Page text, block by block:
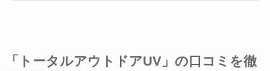
「トータルアウトドアUV」の口コミを徹